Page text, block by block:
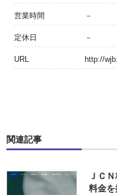
営業時間 －
定休日 －
URL http://
関連記事
ＪＣ
料金